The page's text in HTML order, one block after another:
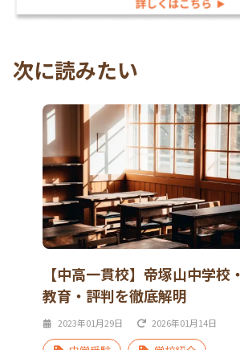
次に読みたい
【中高一貫校】帝塚山中学校
教育・評判を徹底解明
2023年01月29日 2026年01月14日